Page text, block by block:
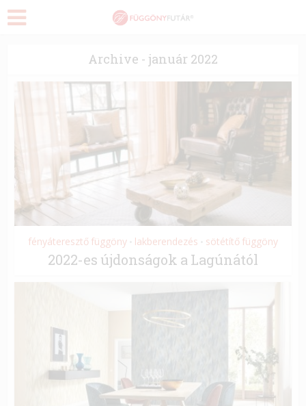
Archive - január 2022
fényáteresztő függöny lakberendezés sötétítő függöny
2022-es újdonságok a Lagúnától